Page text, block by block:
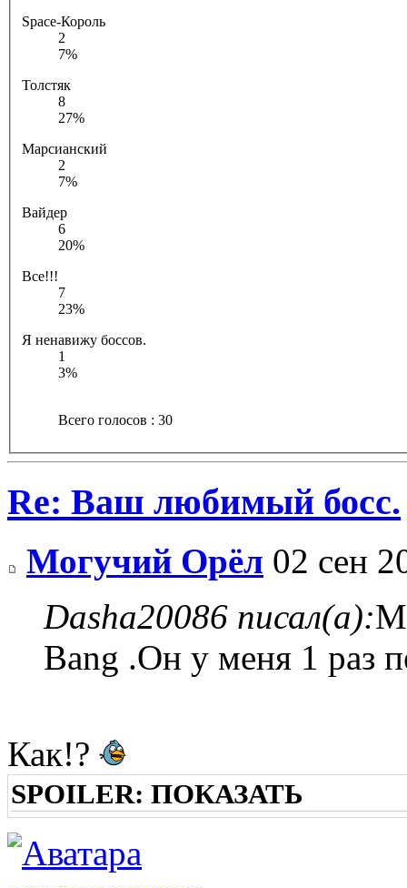
Space-Король
2
7%
Толстяк
8
27%
Марсианский
2
7%
Вайдер
6
20%
Все!!!
7
23%
Я ненавижу боссов.
1
3%
Всего голосов : 30
Re: Ваш любимый босс.
Могучий Орёл 02 сен
Dasha20086 писал(а):
Bang .Он у меня 1 раз
Как!?
SPOILER: ПОКАЗАТЬ